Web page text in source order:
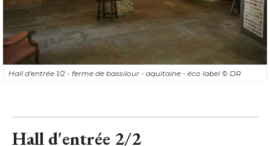
Hall d'entrée 1/2 - ferme de bassilour - aquitaine - éco label © DR
Hall d'entrée 2/2